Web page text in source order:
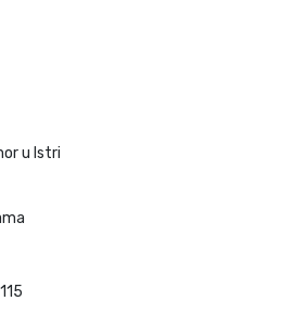
u Istri